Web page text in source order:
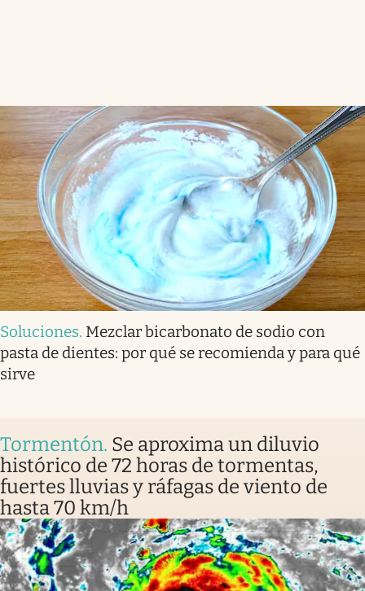
Soluciones. Mezclar bicarbonato de sodio con
pasta de dientes: por qué se recomienda y para qué
sirve
Tormentón. Se aproxima un diluvio
histórico de 72 horas de tormentas,
fuertes lluvias y ráfagas de viento de
hasta 70 km/h